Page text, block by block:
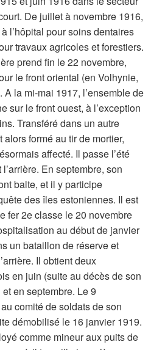
De juillet à novembre 1916,
l’hôpital pour soins dentaires
travaux agricoles et forestiers.
prend fin le 22 novembre,
le front oriental (en Volhynie,
la mi-mai 1917, l’ensemble de
sur le front ouest, à l’exception
Transféré dans un autre
formé au tir de mortier,
affecté. Il passe l’été
En septembre, son
balte, et il y participe
des îles estoniennes. Il est
fer 2e classe le 20 novembre
au début de janvier
un bataillon de réserve et
Il obtient deux
en juin (suite au décès de son
en septembre. Le 9
comité de soldats de son
démobilisé le 16 janvier 1919.
comme mineur aux puits de